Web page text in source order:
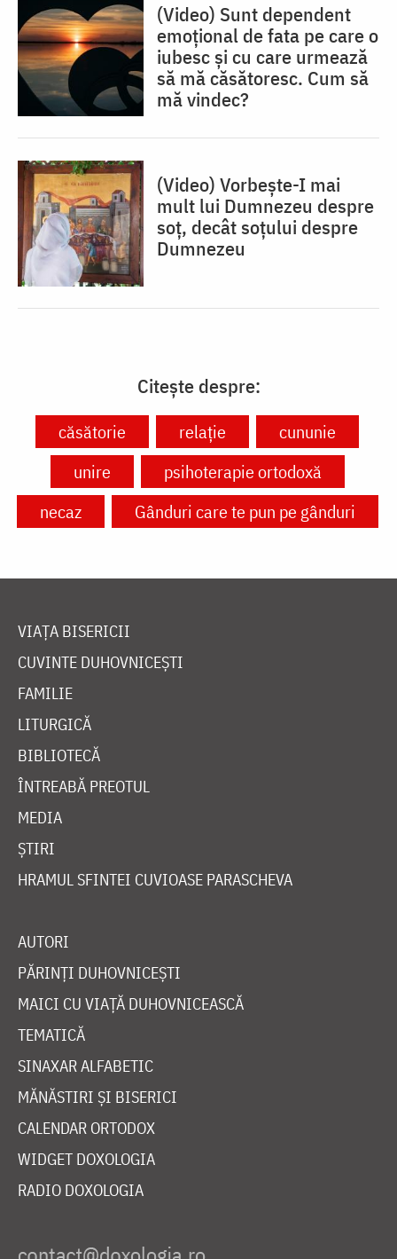
(Video) Sunt dependent
emoțional de fata pe care o
iubesc și cu care urmează
să mă căsătoresc. Cum să
mă vindec?
(Video) Vorbește-I mai
mult lui Dumnezeu despre
soț, decât soțului despre
Dumnezeu
Citește despre:
căsătorie relație
cununie
unire
psihoterapie ortodoxă
necaz
Gânduri care te pun pe gânduri
VIAȚA BISERICII
CUVINTE DUHOVNICEȘTI
FAMILIE
LITURGICĂ
BIBLIOTECĂ
ÎNTREABĂ PREOTUL
MEDIA
ȘTIRI
HRAMUL SFINTEI CUVIOASE PARASCHEVA
AUTORI
PĂRINȚI DUHOVNICEȘTI
MAICI CU VIAȚĂ DUHOVNICEASCĂ
TEMATICĂ
SINAXAR ALFABETIC
MĂNĂSTIRI ȘI BISERICI
CALENDAR ORTODOX
WIDGET DOXOLOGIA
RADIO DOXOLOGIA